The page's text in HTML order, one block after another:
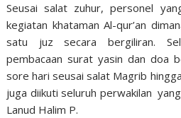
Seusai salat zuhur, personel
kegiatan khataman Al-qur’an
satu juz secara bergiliran.
pembacaan surat yasin dan doa
sore hari seusai salat Magrib
juga diikuti seluruh perwakilan
Lanud Halim P.